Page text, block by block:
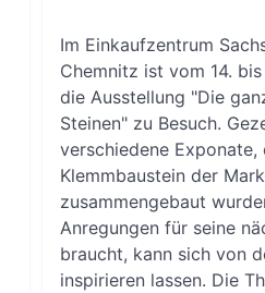
Im Einkaufzentrum
Chemnitz ist vom 14.
die Ausstellung "Die
Steinen" zu Besuch.
verschiedene Exponate,
Klemmbaustein der
zusammengebaut
Anregungen für seine
braucht, kann sich von
inspirieren lassen. Die